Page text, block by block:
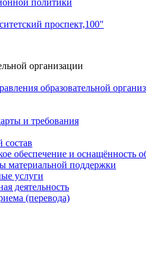
политики
проспект,100"
организации
образовательной
и требования
состав
обеспечение и оснащённость
материальной поддержки
услуги
деятельность
(перевода)